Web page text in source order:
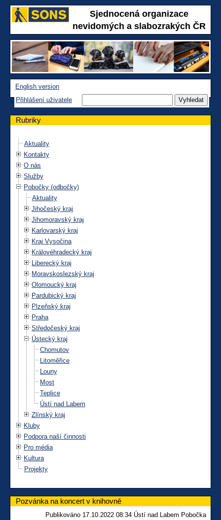
Sjednocená organizace
nevidomých a slabozrakých ČR
English version
Přihlášení uživatele
Rubriky
Aktuality
Kontakty
O nás
Služby
Pobočky (odbočky)
Aktuality
Jihočeský kraj
Jihomoravský kraj
Karlovarský kraj
Kraj Vysočina
Královéhradecký kraj
Liberecký kraj
Moravskoslezský kraj
Olomoucký kraj
Pardubický kraj
Plzeňský kraj
Praha
Středočeský kraj
Ústecký kraj
Chomutov
Litoměřice
Louny
Most
Teplice
Ústí nad Labem
Zlínský kraj
Kluby
Podpora naší činnosti
Pro média
Kultura
Projekty
Pozvánka na koncert v knihovně
Publikováno 17.10.2022 08:34 Ústí nad Labem Pobočka